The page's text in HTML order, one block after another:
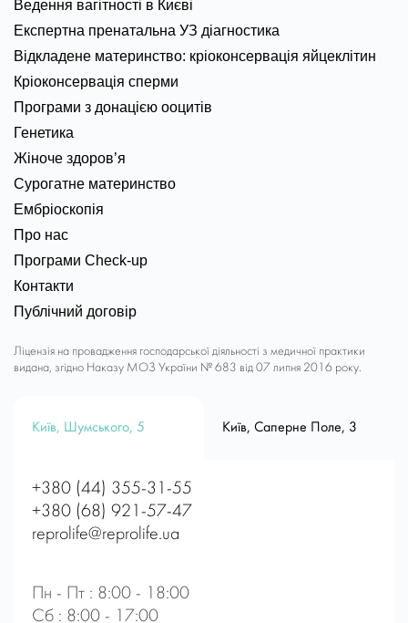
Ведення вагітності в Києві
Експертна пренатальна УЗ діагностика
Відкладене материнство: кріоконсервація яйцеклітин
Кріоконсервація сперми
Програми з донацією ооцитів
Генетика
Жіноче здоров’я
Сурогатне материнство
Ембріоскопія
Про нас
Програми Check-up
Контакти
Публічний договір
Ліцензія на провадження господарської діяльності з медичної практики
видана, згідно Наказу МОЗ України № 683 від 07 липня 2016 року.
Київ, Шумського, 5 Київ, Саперне Поле, 3
+380 (44) 355-31-55
+380 (68) 921-57-47
reprolife@reprolife.ua
Пн - Пт : 8:00 - 18:00
Сб : 8:00 - 17:00